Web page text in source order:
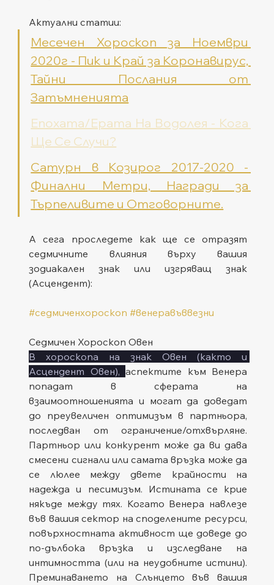
Актуални статии:
Месечен Хороскоп за Ноември
2020г - Пик и Край за Коронавирус,
Тайни Послания от
Затъмненията
Епохата/Ерата На Водолея - Кога
Ще Се Случи?
Сатурн в Козирог 2017-2020 -
Финални Метри, Награди за
Търпеливите и Отговорните.
А сега проследете как ще се отразят
седмичните влияния върху вашия
зодиакален знак или изгряващ знак
(Асцендент):
#седмиченхороскоп #венеравъввезни
Седмичен Хороскоп Овен
В хороскопа на знак Овен (както и
Асцендент Овен), аспектите към Венера
попадат в сферата на
взаимоотношенията и могат да доведат
до преувеличен оптимизъм в партньора,
последван от ограничение/отхвърляне.
Партньор или конкурент може да ви дава
смесени сигнали или самата връзка може да
се люлее между двете крайности на
надежда и песимизъм. Истината се крие
някъде между тях. Когато Венера навлезе
във вашия сектор на споделените ресурси,
повърхностната активност ще доведе до
по-дълбока връзка и изследване на
интимността (или на неудобните истини).
Преминаването на Слънцето във вашия